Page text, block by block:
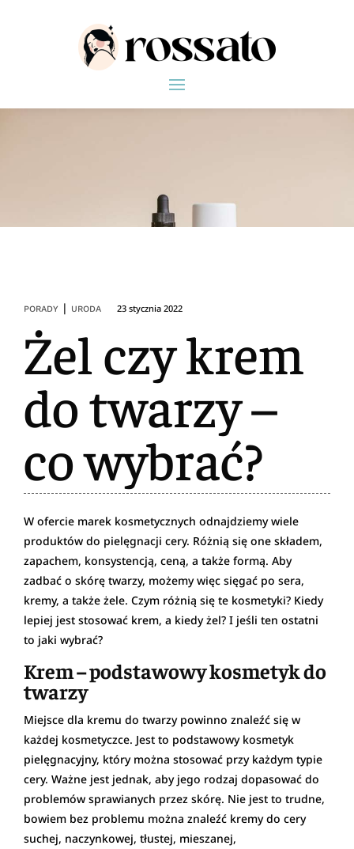
PORADY | URODA 23 stycznia 2022
Żel czy krem
do twarzy –
co wybrać?
W ofercie marek kosmetycznych odnajdziemy wiele
produktów do pielęgnacji cery. Różnią się one składem,
zapachem, konsystencją, ceną, a także formą. Aby
zadbać o skórę twarzy, możemy więc sięgać po sera,
kremy, a także żele. Czym różnią się te kosmetyki? Kiedy
lepiej jest stosować krem, a kiedy żel? I jeśli ten ostatni
to jaki wybrać?
Krem – podstawowy kosmetyk do
twarzy
Miejsce dla kremu do twarzy powinno znaleźć się w
każdej kosmetyczce. Jest to podstawowy kosmetyk
pielęgnacyjny, który można stosować przy każdym typie
cery. Ważne jest jednak, aby jego rodzaj dopasować do
problemów sprawianych przez skórę. Nie jest to trudne,
bowiem bez problemu można znaleźć kremy do cery
suchej, naczynkowej, tłustej, mieszanej,